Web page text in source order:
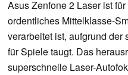
Asus Zenfone 2 Laser ist
ordentliches Mittelklasse-
verarbeitet ist, aufgrund
für Spiele taugt. Das
superschnelle Laser-